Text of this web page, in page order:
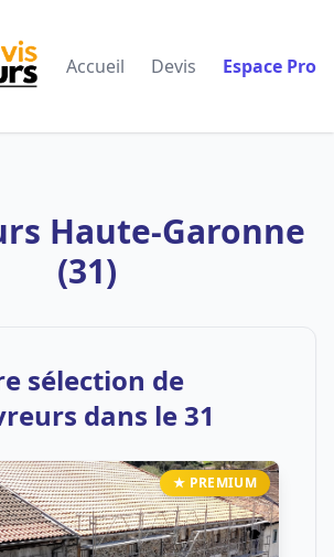
Accueil Devis Espace Pro
Haute-Garonne
(31)
sélection de
dans le 31
★ PREMIUM